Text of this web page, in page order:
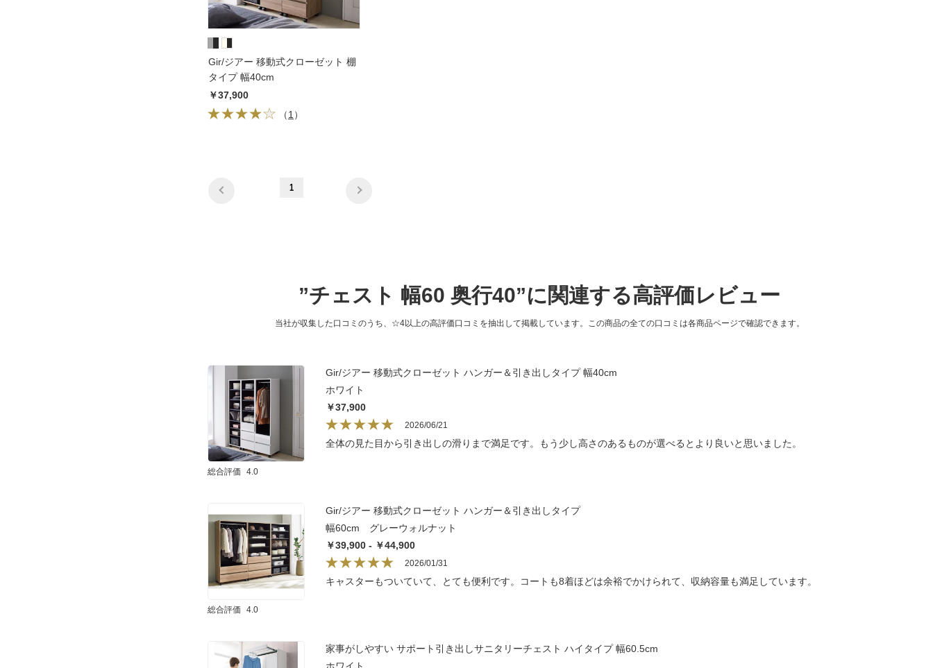
Gir/ジアー 移動式クローゼット 棚
タイプ 幅40cm
￥37,900
（1 ）
1
”チェスト 幅60 奥行40”に関連する高評価レビュー
当社が収集した口コミのうち、☆4以上の高評価口コミを抽出して掲載しています。この商品の全ての口コミは各商品ページで確認できます。
総合評価 4.0
Gir/ジアー 移動式クローゼット ハンガー＆引き出しタイプ 幅40cm
ホワイト
￥37,900
2026/06/21
全体の見た目から引き出しの滑りまで満足です。もう少し高さのあるものが選べるとより良いと思いました。
総合評価 4.0
Gir/ジアー 移動式クローゼット ハンガー＆引き出しタイプ
幅60cm グレーウォルナット
￥39,900 - ￥44,900
2026/01/31
キャスターもついていて、とても便利です。コートも8着ほどは余裕でかけられて、収納容量も満足しています。
家事がしやすい サポート引き出しサニタリーチェスト ハイタイプ 幅60.5cm